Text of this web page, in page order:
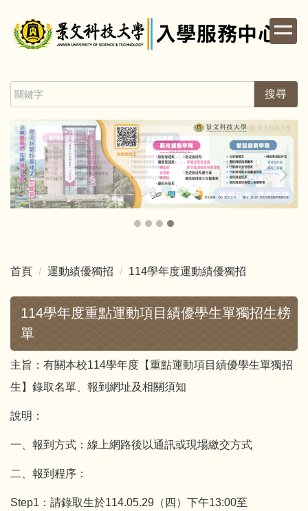
到
主
容
區
搜尋
首頁 運動績優獨招 114學年度運動績優獨招
114學年度重點運動項目績優學生單獨招生榜
單
主旨：有關本校114學年度【重點運動項目績優學生單獨招
生】錄取名單、報到網址及相關須知
說明：
一、報到方式：線上網路後以通訊或現場繳交方式
二、報到程序：
Step1：請錄取生於114.05.29（四）下午13:00至